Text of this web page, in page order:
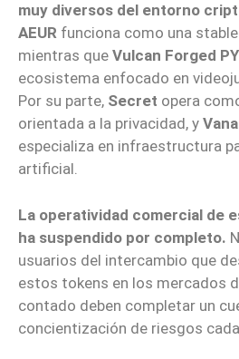
muy diversos del entorno
AEUR funciona como una
mientras que Vulcan Forged
ecosistema enfocado en
Por su parte, Secret opera
orientada a la privacidad, y
especializa en infraestructura
artificial.
La operatividad comercial de
ha suspendido por completo.
usuarios del intercambio que
estos tokens en los mercados
contado deben completar un
concientización de riesgos